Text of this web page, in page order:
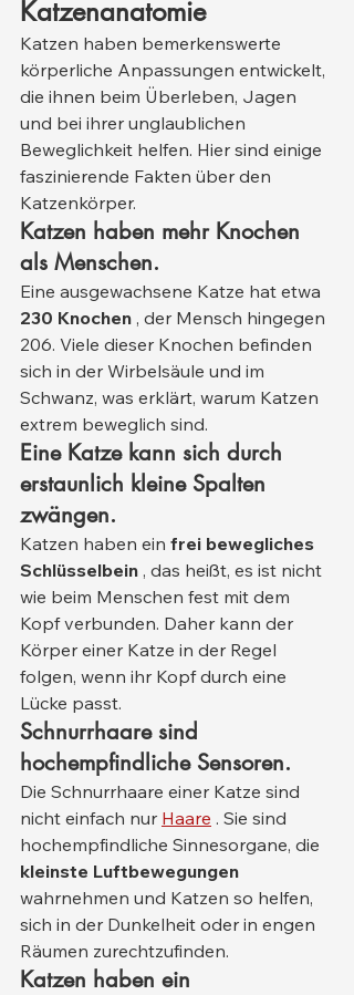
Katzenanatomie
Katzen haben bemerkenswerte
körperliche Anpassungen entwickelt,
die ihnen beim Überleben, Jagen
und bei ihrer unglaublichen
Beweglichkeit helfen. Hier sind einige
faszinierende Fakten über den
Katzenkörper.
Katzen haben mehr Knochen
als Menschen.
Eine ausgewachsene Katze hat etwa
230 Knochen , der Mensch hingegen
206. Viele dieser Knochen befinden
sich in der Wirbelsäule und im
Schwanz, was erklärt, warum Katzen
extrem beweglich sind.
Eine Katze kann sich durch
erstaunlich kleine Spalten
zwängen.
Katzen haben ein frei bewegliches
Schlüsselbein , das heißt, es ist nicht
wie beim Menschen fest mit dem
Kopf verbunden. Daher kann der
Körper einer Katze in der Regel
folgen, wenn ihr Kopf durch eine
Lücke passt.
Schnurrhaare sind
hochempfindliche Sensoren.
Die Schnurrhaare einer Katze sind
nicht einfach nur Haare . Sie sind
hochempfindliche Sinnesorgane, die
kleinste Luftbewegungen
wahrnehmen und Katzen so helfen,
sich in der Dunkelheit oder in engen
Räumen zurechtzufinden.
Katzen haben ein